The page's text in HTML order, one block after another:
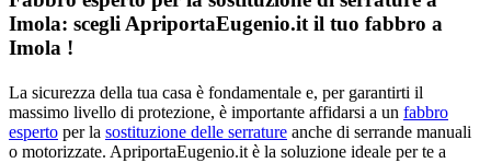
Imola: scegli ApriportaEugenio.it il tuo fabbro a
Imola !
La sicurezza della tua casa è fondamentale e, per garantirti il
massimo livello di protezione, è importante affidarsi a un fabbro
esperto per la sostituzione delle serrature anche di serrande manuali
o motorizzate. ApriportaEugenio.it è la soluzione ideale per te a